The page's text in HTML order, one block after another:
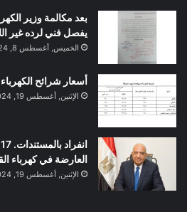
يفصل فني لرده غير
الخميس, أغسطس 8, 2024 8:36 م
أسعار شرائح الكهرباء
الإثنين, أغسطس 19, 2024 10:34 م
العارضة في كهرباء
الإثنين, أغسطس 19, 2024 12:58 م